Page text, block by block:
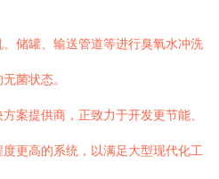
、储罐、输送管道等进行臭氧水冲洗
菌状态。
案提供商，正致力于开发更节能、
更高的系统，以满足大型现代化工